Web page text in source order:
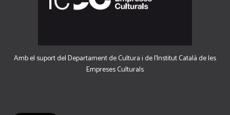
Amb el suport del Departament de Cultura i de l'Institut Català de les
Empreses Culturals